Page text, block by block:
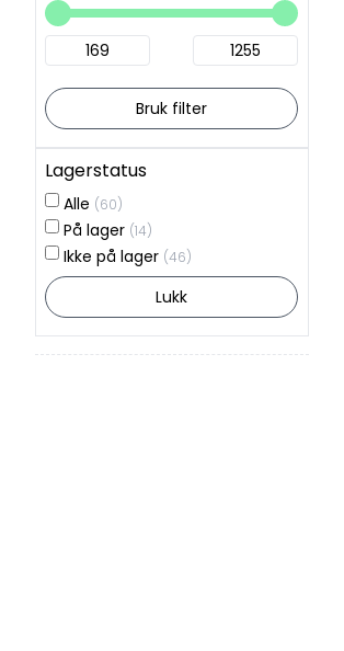
Bruk filter
Lagerstatus
Alle (60)
På lager (14)
Ikke på lager (46)
Lukk